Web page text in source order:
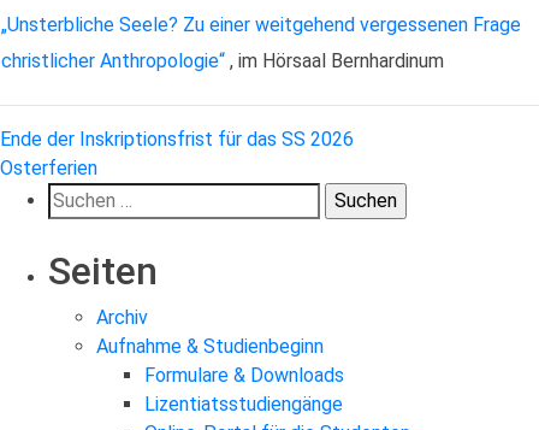
„Unsterbliche Seele? Zu einer weitgehend vergessenen Frage
christlicher Anthropologie“ , im Hörsaal Bernhardinum
Beitragsnavigation
Ende der Inskriptionsfrist für das SS 2026
Osterferien
Suchen
nach:
Seiten
Archiv
Aufnahme & Studienbeginn
Formulare & Downloads
Lizentiatsstudiengänge